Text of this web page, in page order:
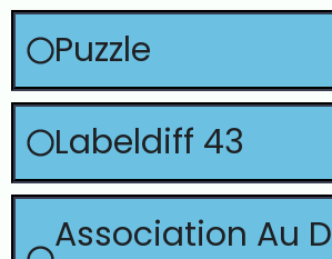
Puzzle
Labeldiff 43
Association Au